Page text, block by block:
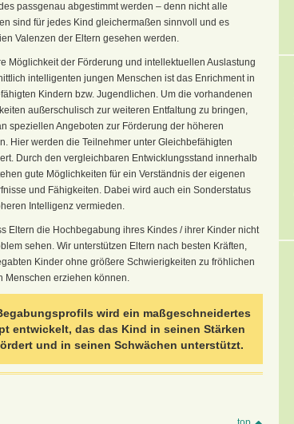
passgenau abgestimmt werden – denn nicht alle
sind für jedes Kind gleichermaßen sinnvoll und es
Valenzen der Eltern gesehen werden.
Möglichkeit der Förderung und intellektuellen Auslastung
intelligenten jungen Menschen ist das Enrichment in
Kindern bzw. Jugendlichen. Um die vorhandenen
außerschulisch zur weiteren Entfaltung zu bringen,
speziellen Angeboten zur Förderung der höheren
Hier werden die Teilnehmer unter Gleichbefähigten
Durch den vergleichbaren Entwicklungsstand innerhalb
gute Möglichkeiten für ein Verständnis der eigenen
und Fähigkeiten. Dabei wird auch ein Sonderstatus
Intelligenz vermieden.
Eltern die Hochbegabung ihres Kindes / ihrer Kinder nicht
sehen. Wir unterstützen Eltern nach besten Kräften,
Kinder ohne größere Schwierigkeiten zu fröhlichen
Menschen erziehen können.
wird ein maßgeschneidertes
entwickelt, das das Kind in seinen Stärken
und in seinen Schwächen unterstützt.